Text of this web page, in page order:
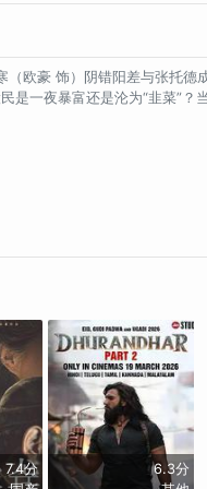
欧豪 饰）阴错阳差与张托
一夜暴富还是沦为“韭菜”？
7.4分
6.3分